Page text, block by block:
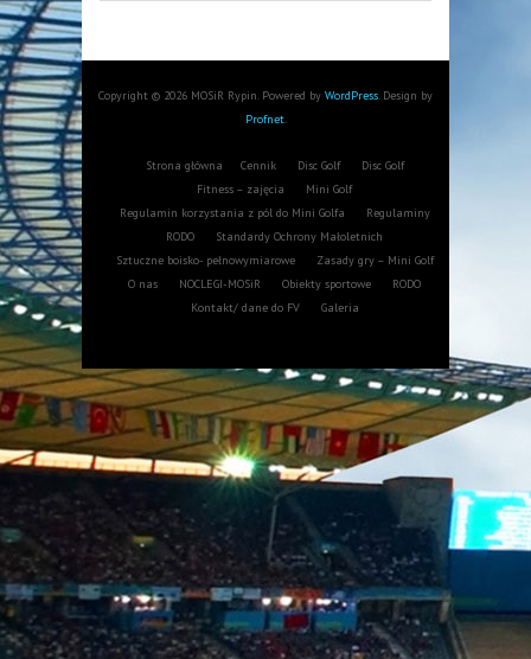
Copyright © 2026 MOSiR Rypin. Powered by WordPress. Design by
Profnet.
Strona główna Cennik Disc Golf
Disc Golf
Fitness – zajęcia
Mini Golf
Regulamin korzystania z pól do Mini Golfa
Regulaminy
RODO
Standardy Ochrony Małoletnich
Sztuczne boisko- pełnowymiarowe
Zasady gry – Mini Golf
O nas
NOCLEGI-MOSiR Obiekty sportowe
RODO
Kontakt/ dane do FV
Galeria